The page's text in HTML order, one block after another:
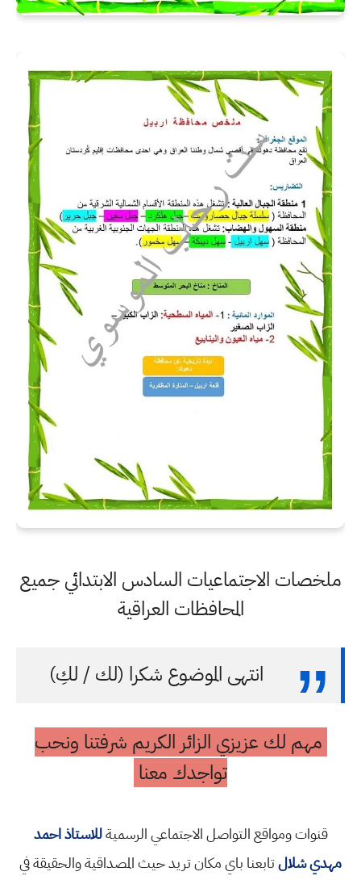
ملخصات الاجتماعيات السادس الابتدائي جميع
المحافظات العراقية
انتهى الموضوع شكرا (لك / لكِ)
مهم لك عزيزي الزائر الكريم شرفتنا ونحب
تواجدك معنا
قنوات ومواقع التواصل الاجتماعي الرسميةللاستاذ احمد
مهدي شلالتابعنا باي مكان تريد حيث المصداقية والحقيقة في